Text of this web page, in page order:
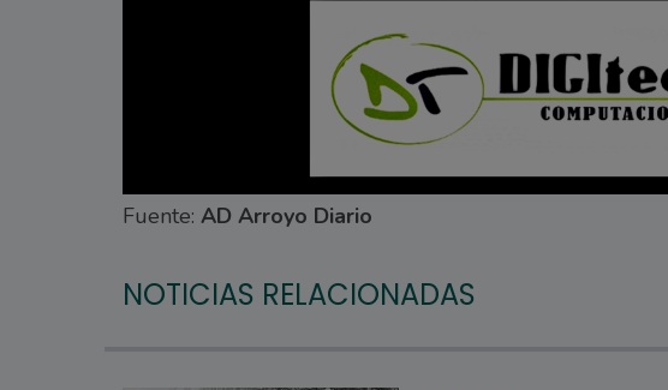
Fuente: AD Arroyo Diario
NOTICIAS RELACIONADAS